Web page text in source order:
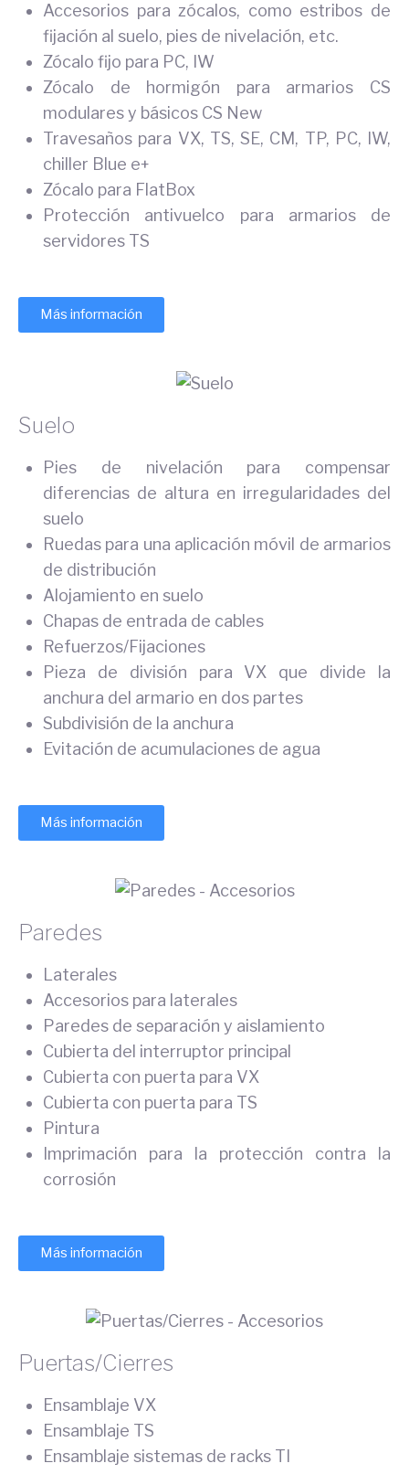
Accesorios para zócalos, como estribos de
fijación al suelo, pies de nivelación, etc.
Zócalo fijo para PC, IW
Zócalo de hormigón para armarios CS
modulares y básicos CS New
Travesaños para VX, TS, SE, CM, TP, PC, IW,
chiller Blue e+
Zócalo para FlatBox
Protección antivuelco para armarios de
servidores TS
Más información
Suelo
Pies de nivelación para compensar
diferencias de altura en irregularidades del
suelo
Ruedas para una aplicación móvil de armarios
de distribución
Alojamiento en suelo
Chapas de entrada de cables
Refuerzos/Fijaciones
Pieza de división para VX que divide la
anchura del armario en dos partes
Subdivisión de la anchura
Evitación de acumulaciones de agua
Más información
Paredes
Laterales
Accesorios para laterales
Paredes de separación y aislamiento
Cubierta del interruptor principal
Cubierta con puerta para VX
Cubierta con puerta para TS
Pintura
Imprimación para la protección contra la
corrosión
Más información
Puertas/Cierres
Ensamblaje VX
Ensamblaje TS
Ensamblaje sistemas de racks TI